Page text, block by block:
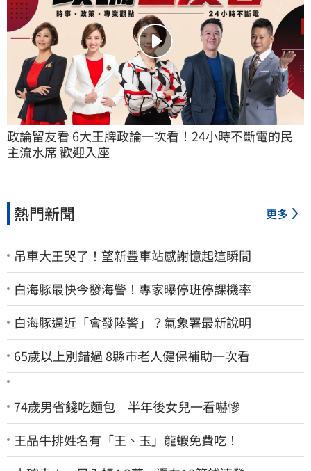
政論留友看 6大王牌政論一次看！24小時不斷電的民
主流水席 歡迎入座
熱門新聞 更多
吊車大王哭了！望新豐車站感謝憶起這瞬間
白海豚最快今發海警！專家曝停班停課機率
白海豚逼近「會發陸警」？氣象署最新說明
65歲以上別錯過 8縣市老人健保補助一次看
74歲男省錢吃麵包 半年後女兒一看嚇慘
王品牛排姓名有「王、玉」龍蝦免費吃！